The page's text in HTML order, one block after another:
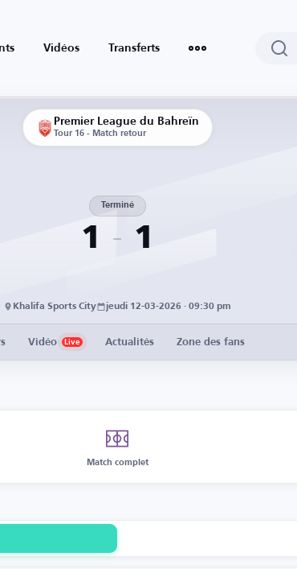
Vidéos Transferts
Premier League du Bahreïn
Tour 16 - Match retour
1
Terminé
1
Khalifa Sports City jeudi 12-03-2026 · 09:30 pm
Vidéo Live Actualités Zone des fans
Match complet